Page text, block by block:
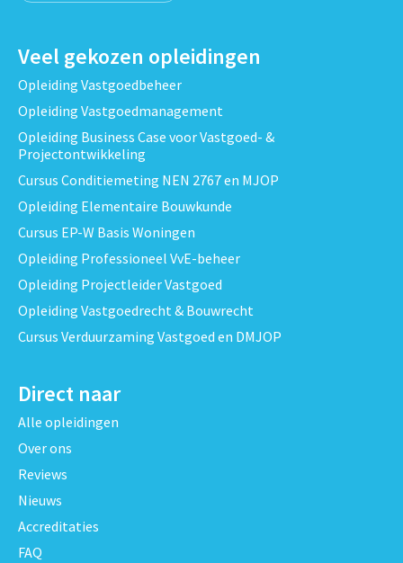
Veel gekozen opleidingen
Opleiding Vastgoedbeheer
Opleiding Vastgoedmanagement
Opleiding Business Case voor Vastgoed- &
Projectontwikkeling
Cursus Conditiemeting NEN 2767 en MJOP
Opleiding Elementaire Bouwkunde
Cursus EP-W Basis Woningen
Opleiding Professioneel VvE-beheer
Opleiding Projectleider Vastgoed
Opleiding Vastgoedrecht & Bouwrecht
Cursus Verduurzaming Vastgoed en DMJOP
Direct naar
Alle opleidingen
Over ons
Reviews
Nieuws
Accreditaties
FAQ